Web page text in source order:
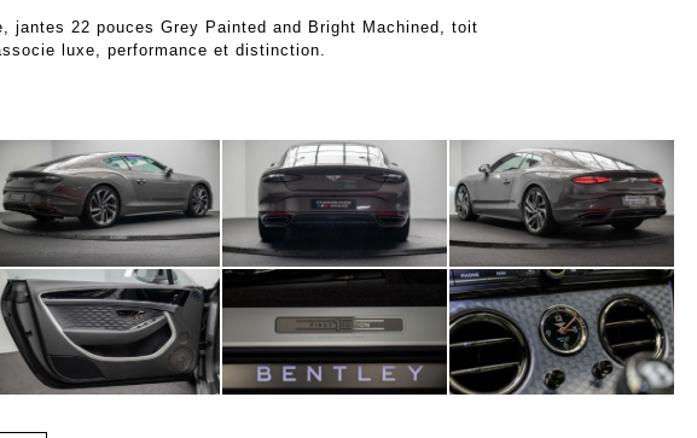
jantes 22 pouces Grey Painted and Bright Machined, toit
luxe, performance et distinction.